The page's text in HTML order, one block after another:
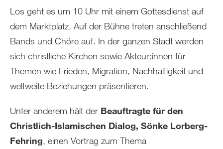
Los geht es um 10 Uhr mit einem Gottesdienst auf
dem Marktplatz. Auf der Bühne treten anschließend
Bands und Chöre auf. In der ganzen Stadt werden
sich christliche Kirchen sowie Akteur:innen für
Themen wie Frieden, Migration, Nachhaltigkeit und
weltweite Beziehungen präsentieren.
Unter anderem hält der Beauftragte für den
Christlich-Islamischen Dialog, Sönke Lorberg-
Fehring, einen Vortrag zum Thema